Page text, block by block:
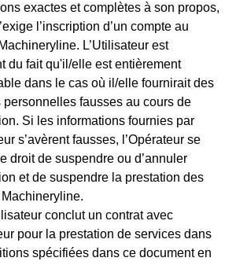
exactes et complètes à son propos,
l’inscription d’un compte au
L’Utilisateur est
du fait qu'il/elle est entièrement
dans le cas où il/elle fournirait des
personnelles fausses au cours de
Si les informations fournies par
s’avèrent fausses, l’Opérateur se
droit de suspendre ou d’annuler
et de suspendre la prestation des
conclut un contrat avec
pour la prestation de services dans
spécifiées dans ce document en